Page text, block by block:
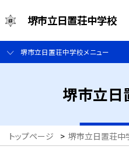
堺市立日置荘中学校
堺市立日置荘中学校メニュー
堺市立日
トップページ > 堺市立日置荘中